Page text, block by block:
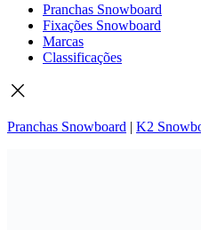
Pranchas Snowboard
Fixações Snowboard
Marcas
Classificações
Pranchas Snowboard | K2